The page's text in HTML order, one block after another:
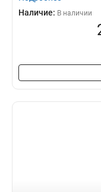
Наличие: В наличии